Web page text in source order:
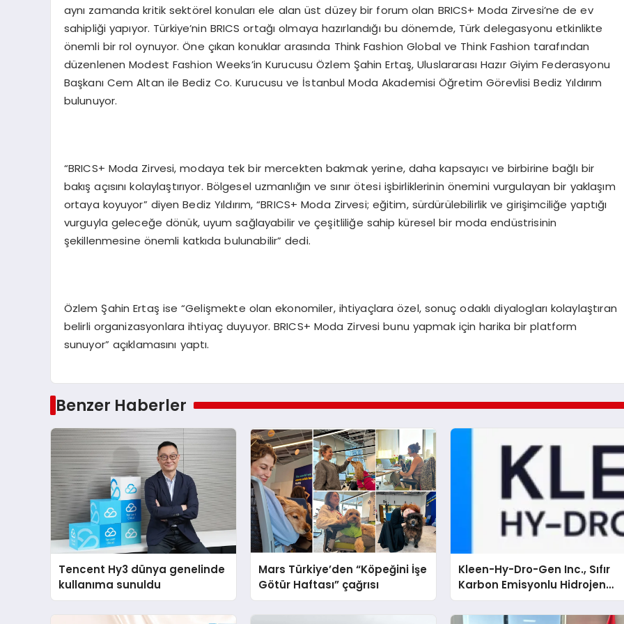
aynı zamanda kritik sektörel konuları ele alan üst düzey bir forum olan BRICS+ Moda Zirvesi’ne de ev
sahipliği yapıyor. Türkiye’nin BRICS ortağı olmaya hazırlandığı bu dönemde, Türk delegasyonu etkinlikte
önemli bir rol oynuyor. Öne çıkan konuklar arasında Think Fashion Global ve Think Fashion tarafından
düzenlenen Modest Fashion Weeks’in Kurucusu Özlem Şahin Ertaş, Uluslararası Hazır Giyim Federasyonu
Başkanı Cem Altan ile Bediz Co. Kurucusu ve İstanbul Moda Akademisi Öğretim Görevlisi Bediz Yıldırım
bulunuyor.
“BRICS+ Moda Zirvesi, modaya tek bir mercekten bakmak yerine, daha kapsayıcı ve birbirine bağlı bir
bakış açısını kolaylaştırıyor. Bölgesel uzmanlığın ve sınır ötesi işbirliklerinin önemini vurgulayan bir yaklaşım
ortaya koyuyor” diyen Bediz Yıldırım, “BRICS+ Moda Zirvesi; eğitim, sürdürülebilirlik ve girişimciliğe yaptığı
vurguyla geleceğe dönük, uyum sağlayabilir ve çeşitliliğe sahip küresel bir moda endüstrisinin
şekillenmesine önemli katkıda bulunabilir” dedi.
Özlem Şahin Ertaş ise “Gelişmekte olan ekonomiler, ihtiyaçlara özel, sonuç odaklı diyalogları kolaylaştıran
belirli organizasyonlara ihtiyaç duyuyor. BRICS+ Moda Zirvesi bunu yapmak için harika bir platform
sunuyor” açıklamasını yaptı.
Benzer Haberler
Tencent Hy3 dünya genelinde
kullanıma sunuldu
Mars Türkiye’den “Köpeğini İşe
Götür Haftası” çağrısı
Kleen-Hy-Dro-Gen Inc., Sıfır
Karbon Emisyonlu Hidrojen
Isıtma Teknolojisinde ISO ve
TSSA Düzenleyici Onaylarını